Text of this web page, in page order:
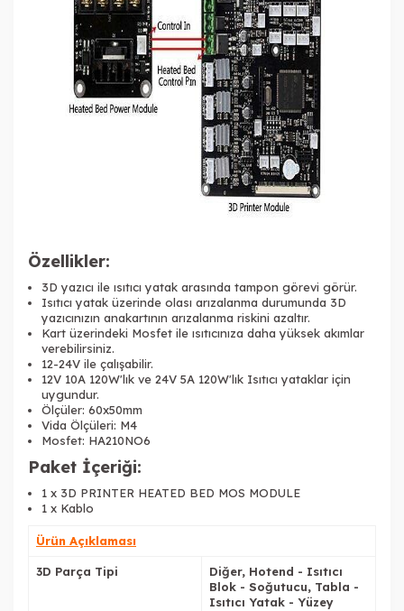
Özellikler:
3D yazıcı ile ısıtıcı yatak arasında tampon görevi görür.
Isıtıcı yatak üzerinde olası arızalanma durumunda 3D
yazıcınızın anakartının arızalanma riskini azaltır.
Kart üzerindeki Mosfet ile ısıtıcınıza daha yüksek akımlar
verebilirsiniz.
12-24V ile çalışabilir.
12V 10A 120W'lık ve 24V 5A 120W'lık Isıtıcı yataklar için
uygundur.
Ölçüler: 60x50mm
Vida Ölçüleri: M4
Mosfet: HA210NO6
Paket İçeriği:
1 x 3D PRINTER HEATED BED MOS MODULE
1 x Kablo
Ürün Açıklaması
3D Parça Tipi
Diğer, Hotend - Isıtıcı
Blok - Soğutucu, Tabla -
Isıtıcı Yatak - Yüzey